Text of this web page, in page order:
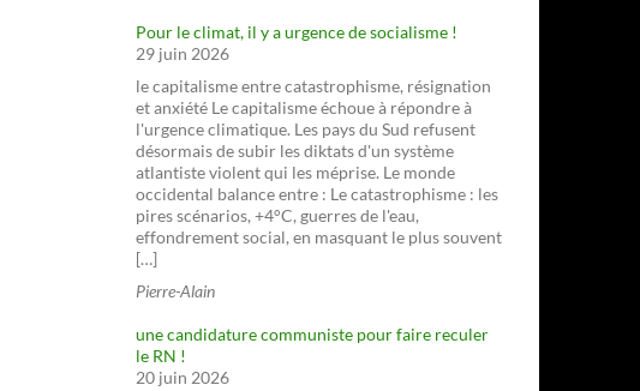
Pour le climat, il y a urgence de socialisme !
29 juin 2026
le capitalisme entre catastrophisme, résignation
et anxiété Le capitalisme échoue à répondre à
l'urgence climatique. Les pays du Sud refusent
désormais de subir les diktats d'un système
atlantiste violent qui les méprise. Le monde
occidental balance entre : Le catastrophisme : les
pires scénarios, +4°C, guerres de l'eau,
effondrement social, en masquant le plus souvent
[…]
Pierre-Alain
une candidature communiste pour faire reculer
le RN !
20 juin 2026